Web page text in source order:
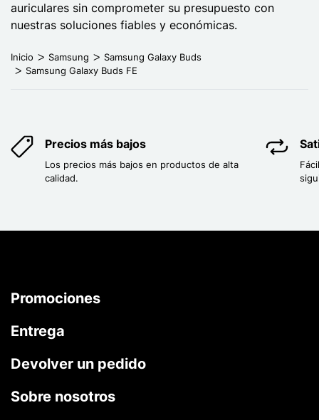
auriculares sin comprometer su presupuesto con
nuestras soluciones fiables y económicas.
Inicio Samsung
Samsung Galaxy Buds
Samsung Galaxy Buds FE
Precios más bajos
Los precios más bajos en productos de alta
calidad.
Promociones
Entrega
Devolver un pedido
Sobre nosotros